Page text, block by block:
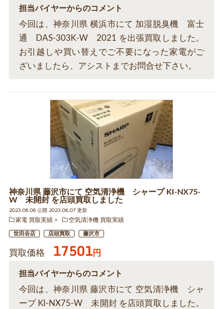
担当バイヤーからのコメント
今回は、神奈川県 横浜市にて 加湿脱臭機 富士
通 DAS-303K-W 2021 を出張買取しました。
お引越しや買い替えでご不要になった家電がご
ざいましたら、アシストまでお問合せ下さい。
神奈川県 藤沢市にて 空気清浄機 シャープ KI-NX75-
W 未開封 を店頭買取しました
2023.06.06 公開 2023.06.07 更新
家電 買取実績
空気清浄機 買取実績
世田谷店 店頭買取 藤沢市
買取価格 17501円
担当バイヤーからのコメント
今回は、神奈川県 藤沢市にて 空気清浄機 シャ
ープ KI-NX75-W 未開封 を店頭買取しました。